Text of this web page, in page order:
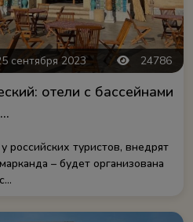
сентября 2023 24786
отели с бассейнами
российских туристов, внедрят
– будет организована